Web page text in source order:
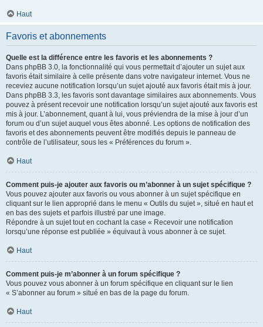
Haut
Favoris et abonnements
Quelle est la différence entre les favoris et les abonnements ?
Dans phpBB 3.0, la fonctionnalité qui vous permettait d’ajouter un sujet aux
favoris était similaire à celle présente dans votre navigateur internet. Vous ne
receviez aucune notification lorsqu’un sujet ajouté aux favoris était mis à jour.
Dans phpBB 3.3, les favoris sont davantage similaires aux abonnements. Vous
pouvez à présent recevoir une notification lorsqu’un sujet ajouté aux favoris est
mis à jour. L’abonnement, quant à lui, vous préviendra de la mise à jour d’un
forum ou d’un sujet auquel vous êtes abonné. Les options de notification des
favoris et des abonnements peuvent être modifiés depuis le panneau de
contrôle de l’utilisateur, sous les « Préférences du forum ».
Haut
Comment puis-je ajouter aux favoris ou m’abonner à un sujet spécifique ?
Vous pouvez ajouter aux favoris ou vous abonner à un sujet spécifique en
cliquant sur le lien approprié dans le menu « Outils du sujet », situé en haut et
en bas des sujets et parfois illustré par une image.
Répondre à un sujet tout en cochant la case « Recevoir une notification
lorsqu’une réponse est publiée » équivaut à vous abonner à ce sujet.
Haut
Comment puis-je m’abonner à un forum spécifique ?
Vous pouvez vous abonner à un forum spécifique en cliquant sur le lien
« S’abonner au forum » situé en bas de la page du forum.
Haut